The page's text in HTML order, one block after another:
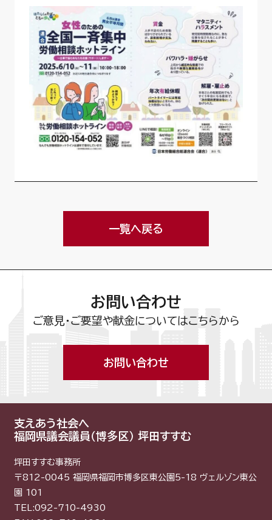
一覧へ戻る
お問い合わせ
ご意見・ご要望や献金についてはこちらから
お問い合わせ
支えあう社会へ
福岡県議会議員（博多区） 坪田すすむ
坪田すすむ事務所
〒812-0045 福岡県福岡市博多区東公園5-18 ヴェルゾン東公
園 101
TEL:092-710-4930